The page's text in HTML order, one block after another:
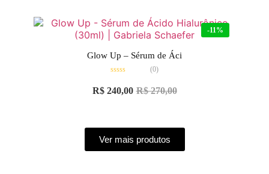
-11%
Glow Up – Sérum de Áci
0
de
(0)
R$270,00
R$240,00
Ver mais produtos